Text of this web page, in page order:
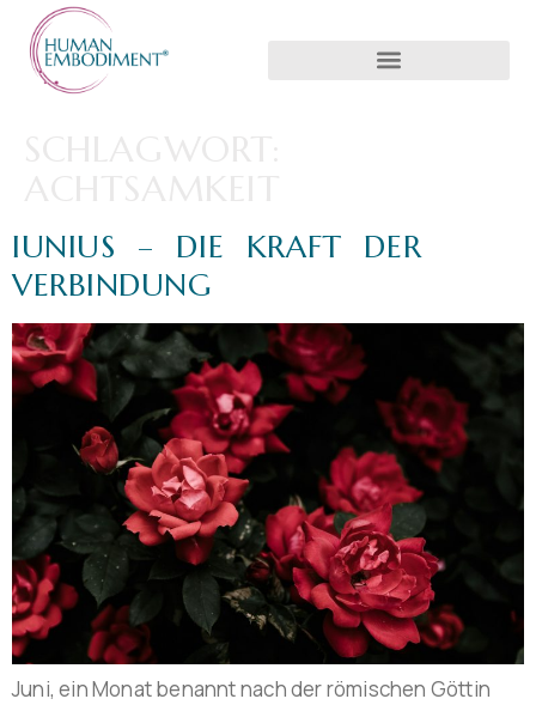
IUNIUS – DIE KRAFT DER
VERBINDUNG
Juni, ein Monat benannt nach der römischen Göttin